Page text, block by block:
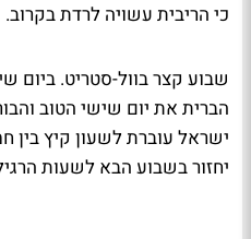
כי הריבית עשויה לרדת בקרוב.
שבוע קצר בוול-סטריט. ביום
הברית את יום שישי הטוב
ישראל עוברת לשעון קיץ
יחזור בשבוע הבא לשעות